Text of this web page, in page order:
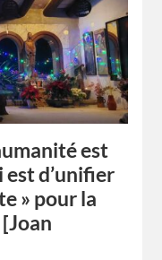
est
d’unifier
» pour la